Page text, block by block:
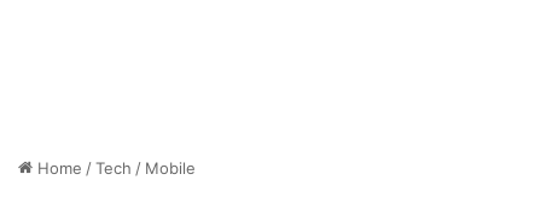
Home /Tech / Mobile